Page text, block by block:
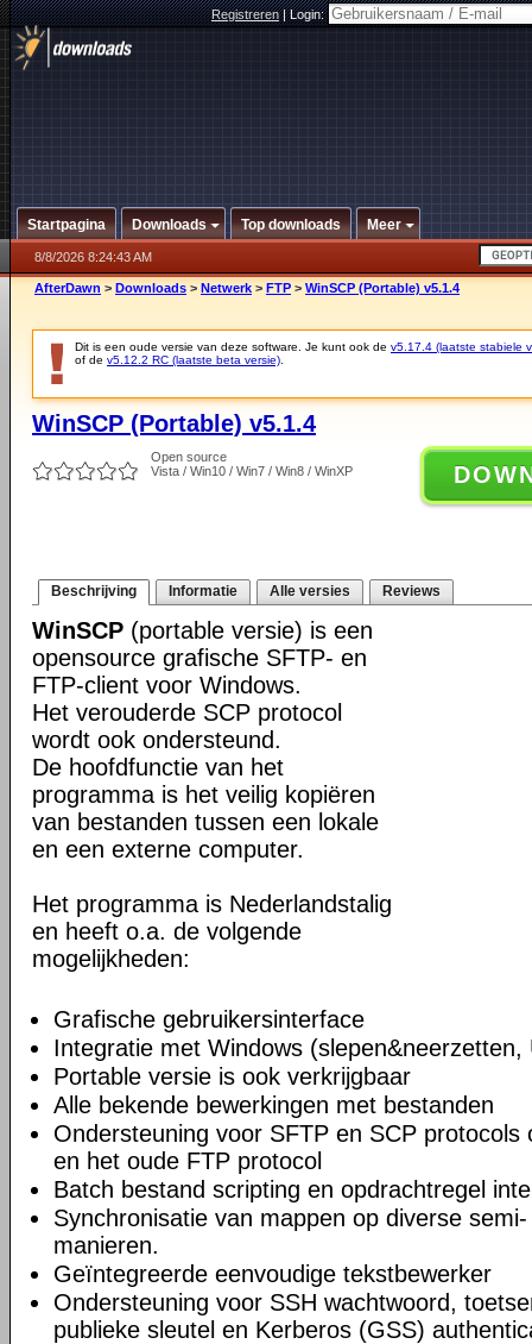
Registreren|Login:
Startpagina Downloads Top downloads Meer
8/8/2026 8:24:43 AM
AfterDawn > Downloads > Netwerk > FTP > WinSCP (Portable) v5.1.4
Dit is een oude versie van deze software. Je kunt ook de v5.17.4 (laatste stabiele
of de v5.12.2 RC (laatste beta versie)
WinSCP (Portable) v5.1.4
Open source
Vista / Win10 / Win7 / Win8 / WinXP
Beschrijving Informatie Alle versies Reviews
WinSCP (portable versie) is een
opensource grafische SFTP- en
FTP-client voor Windows.
Het verouderde SCP protocol
wordt ook ondersteund.
De hoofdfunctie van het
programma is het veilig kopiëren
van bestanden tussen een lokale
en een externe computer.
Het programma is Nederlandstalig
en heeft o.a. de volgende
mogelijkheden:
Grafische gebruikersinterface
Integratie met Windows (slepen&neerzetten,
Portable versie is ook verkrijgbaar
Alle bekende bewerkingen met bestanden
Ondersteuning voor SFTP en SCP protocols
en het oude FTP protocol
Batch bestand scripting en opdrachtregel
Synchronisatie van mappen op diverse
manieren.
Geïntegreerde eenvoudige tekstbewerker
Ondersteuning voor SSH wachtwoord,
publieke sleutel en Kerberos (GSS)